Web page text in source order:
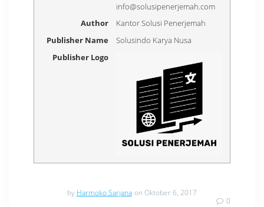
info@solusipenerjemah.com
Author
Kantor Solusi Penerjemah
Publisher Name
Solusindo Karya Nusa
Publisher Logo
by Harmoko Sarjana on Oktober 6, 2017
0